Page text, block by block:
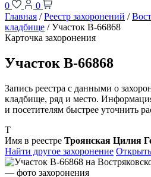
0
0
Главная / Реестр захоронений /
кладбище / Участок В-66868
Карточка захоронения
Участок В-66868
Запись реестра с данными о
кладбище, ряд и место.
и посетителям быстрее уточнить
Т
Имя в реестре Троянская Цилия
Найти другое захоронение